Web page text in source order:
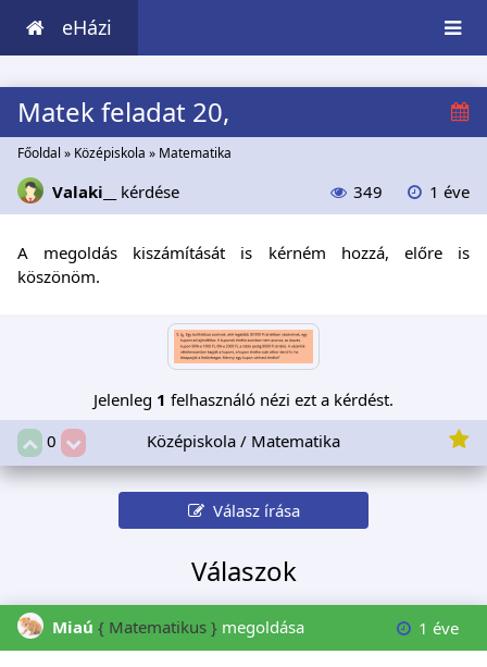
eHázi
Matek feladat 20,
Főoldal » Középiskola » Matematika
Valaki__ kérdése 349 1 éve
A megoldás kiszámítását is kérném hozzá, előre is
köszönöm.
Jelenleg 1 felhasználó nézi ezt a kérdést.
0
Középiskola / Matematika
Válasz írása
Válaszok
Miaú { Matematikus } megoldása 1 éve